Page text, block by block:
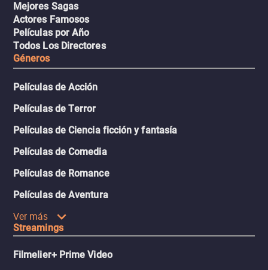
Mejores Sagas
Actores Famosos
Películas por Año
Todos Los Directores
Géneros
Películas de Acción
Películas de Terror
Películas de Ciencia ficción y fantasía
Películas de Comedia
Películas de Romance
Películas de Aventura
Ver más
Streamings
Filmelier+ Prime Video